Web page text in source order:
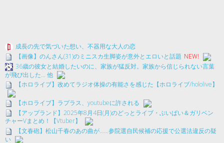
成長の先で気づいた想い、不器用な大人の恋
【画像】のんさん(31)のミニスカ生脚姿が意外とエロいと話題 NEW!
36歳の彼女と結婚したいのに、家族が猛反対。家族から信じられない言葉
が飛び出した… 他
【ホロライブ】改めてラジオ体操の有能さを感じた【ホロライブ/hololive】
【ホロライブ】ラプラス、youtubeに許される
【アップランド】2025年8月4日(月)のどっとライブ・ぶいぱい＆ガリベン
チャーVまとめ！【Vtuber】
【文春砲】松山千春のあの曲が……参院選自民候補の応援で公選法違反の疑
い